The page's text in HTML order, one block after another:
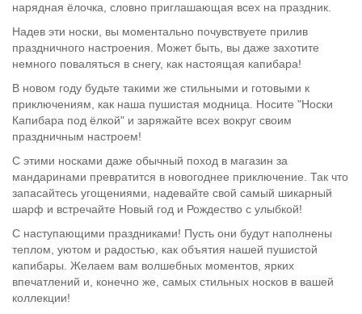
нарядная ёлочка, словно приглашающая всех на праздник.
Надев эти носки, вы моментально почувствуете прилив
праздничного настроения. Может быть, вы даже захотите
немного поваляться в снегу, как настоящая капибара!
В новом году будьте такими же стильными и готовыми к
приключениям, как наша пушистая модница. Носите "Носки
Капибара под ёлкой" и заряжайте всех вокруг своим
праздничным настроем!
С этими носками даже обычный поход в магазин за
мандаринами превратится в новогоднее приключение. Так что
запасайтесь угощениями, надевайте свой самый шикарный
шарф и встречайте Новый год и Рождество с улыбкой!
С наступающими праздниками! Пусть они будут наполнены
теплом, уютом и радостью, как объятия нашей пушистой
капибары. Желаем вам волшебных моментов, ярких
впечатлений и, конечно же, самых стильных носков в вашей
коллекции!